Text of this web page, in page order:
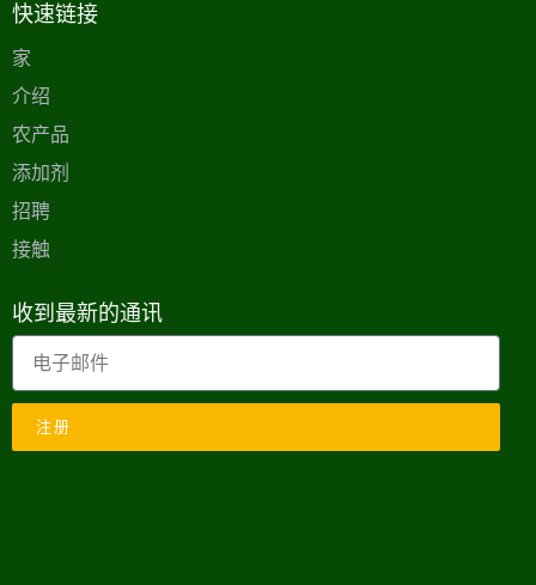
快速链接
家
介绍
农产品
添加剂
招聘
接触
收到最新的通讯
注册